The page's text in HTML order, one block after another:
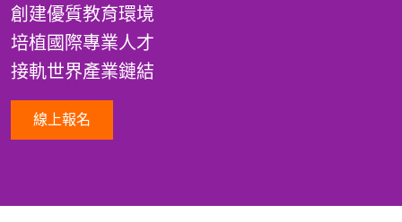
創建優質教育環境
培植國際專業人才
接軌世界產業鏈結
線上報名